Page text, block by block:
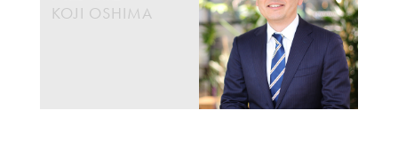
KOJI OSHIMA